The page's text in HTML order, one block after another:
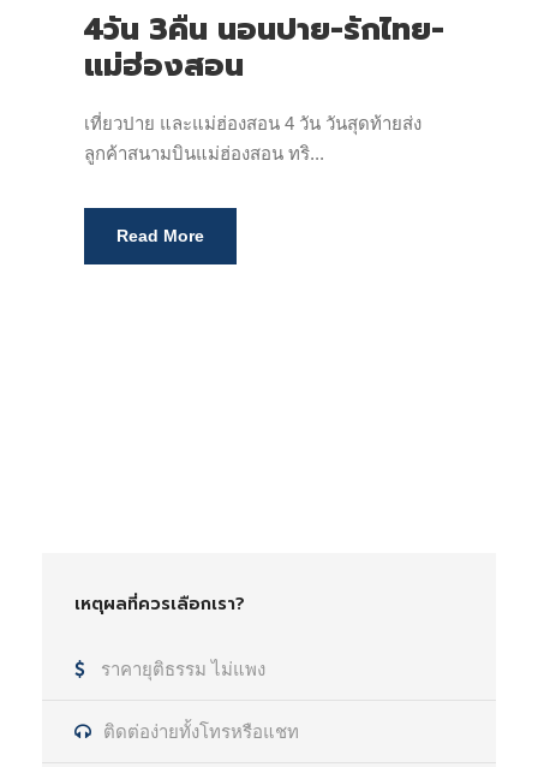
4วัน 3คืน นอนปาย-รักไทย-
แม่ฮ่องสอน
เที่ยวปาย และแม่ฮ่องสอน 4 วัน วันสุดท้ายส่ง
ลูกค้าสนามบินแม่ฮ่องสอน ทริ...
Read More
เหตุผลที่ควรเลือกเรา?
ราคายุติธรรม ไม่แพง
ติดต่อง่ายทั้งโทรหรือแชท